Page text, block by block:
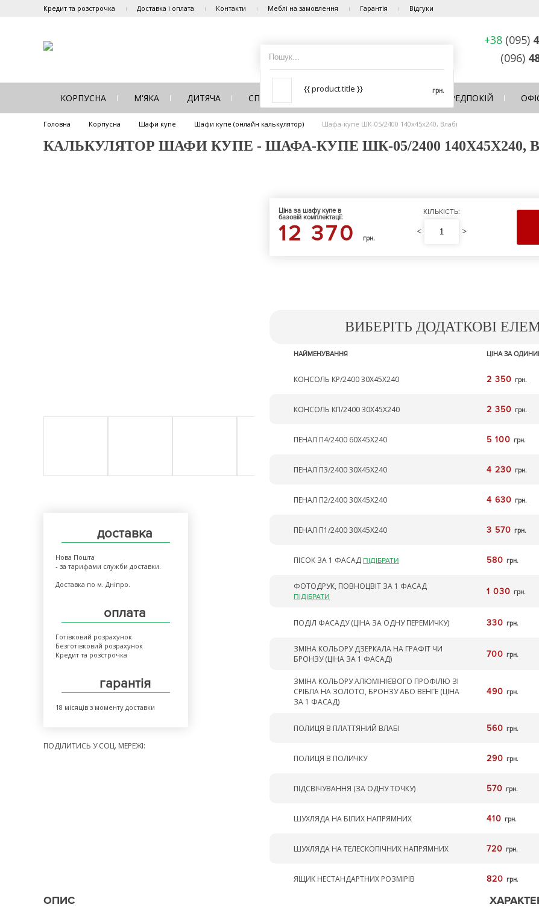
Кредит та розстрочка Доставка і оплата Контакти Меблі на замовлення Гарантія Відгуки
{{ product.title }} грн.
+38 (095)
(096)
КОРПУСНА М'ЯКА ДИТЯЧА СПАЛЬНЯ ПЕРЕДПОКІЙ
Головна Корпусна Шафи купе Шафи купе (онлайн калькулятор) Шафа-купе ШК-05/2400 140х45х240, Влабі
КАЛЬКУЛЯТОР ШАФИ КУПЕ - ШАФА-КУПЕ ШК-05/2400 140Х45Х240,
доставка
Нова Пошта
- за тарифами служби доставки.
Доставка по м. Дніпро.
оплата
Готівковий розрахунок
Безготівковий розрахунок
Кредит та розстрочка
гарантія
18 місяців з моменту доставки
ПОДІЛИТИСЬ У СОЦ. МЕРЕЖІ:
Ціна за шафу купе в
базовій комплектації:
12 370 грн.
КІЛЬКІСТЬ:
< >
ВИБЕРІТЬ ДОДАТКОВІ
НАЙМЕНУВАННЯ ЦІНА ЗА
КОНСОЛЬ КР/2400 30Х45Х240 2 350 грн.
КОНСОЛЬ КП/2400 30Х45Х240 2 350 грн.
ПЕНАЛ П4/2400 60Х45Х240 5 100 грн.
ПЕНАЛ П3/2400 30Х45Х240 4 230 грн.
ПЕНАЛ П2/2400 30Х45Х240 4 630 грн.
ПЕНАЛ П1/2400 30Х45Х240 3 570 грн.
ПІСОК ЗА 1 ФАСАД ПІДІБРАТИ 580 грн.
ФОТОДРУК, ПОВНОЦВІТ ЗА 1 ФАСАД
ПІДІБРАТИ
1 030 грн.
ПОДІЛ ФАСАДУ (ЦІНА ЗА ОДНУ ПЕРЕМИЧКУ) 330 грн.
ЗМІНА КОЛЬОРУ ДЗЕРКАЛА НА ГРАФІТ ЧИ
БРОНЗУ (ЦІНА ЗА 1 ФАСАД)
700 грн.
ЗМІНА КОЛЬОРУ АЛЮМІНІЄВОГО ПРОФІЛЮ ЗІ
СРІБЛА НА ЗОЛОТО, БРОНЗУ АБО ВЕНГЕ (ЦІНА
ЗА 1 ФАСАД)
490 грн.
ПОЛИЦЯ В ПЛАТТЯНИЙ ВЛАБІ 560 грн.
ПОЛИЦЯ В ПОЛИЧКУ 290 грн.
ПІДСВІЧУВАННЯ (ЗА ОДНУ ТОЧКУ) 570 грн.
ШУХЛЯДА НА БІЛИХ НАПРЯМНИХ 410 грн.
ШУХЛЯДА НА ТЕЛЕСКОПІЧНИХ НАПРЯМНИХ 720 грн.
ЯЩИК НЕСТАНДАРТНИХ РОЗМІРІВ 820 грн.
ОПИС